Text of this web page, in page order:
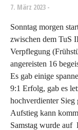
7. März 2023
Sonntag morgen
zwischen dem TuS
Verpflegung
angereisten 16
Es gab einige
9:1 Erfolg, gab es
hochverdienter Sieg
Aufstieg kann
Samstag wurde auf